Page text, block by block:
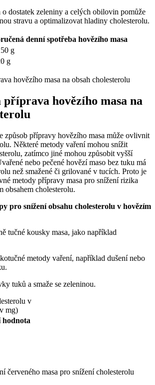
dostatek zeleniny a celých obilovin pomůže
stravu a optimalizovat hladiny cholesterolu.
denní spotřeba hovězího masa
g
g
hovězího masa na
způsob přípravy hovězího masa může ovlivnit
Některé metody vaření mohou snížit
zatímco jiné mohou způsobit vyšší
nebo pečené hovězí maso bez tuku má
než smažené či grilované v tucích. Proto je
metody přípravy masa pro snížení rizika
obsahem cholesterolu.
pro snížení obsahu cholesterolu v hovězím
tučné kousky masa, jako například
metody vaření, například dušení nebo
tuků a smaže se zeleninou.
v
mg)
hodnota